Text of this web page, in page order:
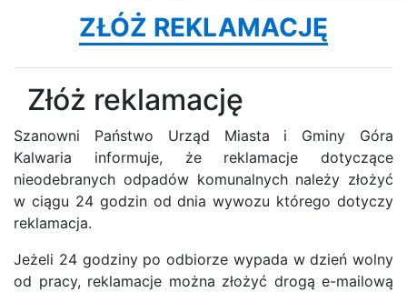
ZŁÓŻ REKLAMACJĘ
Złóż reklamację
Szanowni Państwo Urząd Miasta i Gminy Góra
Kalwaria informuje, że reklamacje dotyczące
nieodebranych odpadów komunalnych należy złożyć
w ciągu 24 godzin od dnia wywozu którego dotyczy
reklamacja.
Jeżeli 24 godziny po odbiorze wypada w dzień wolny
od pracy, reklamacje można złożyć drogą e-mailową